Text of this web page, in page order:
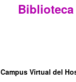
Campus Virtual del